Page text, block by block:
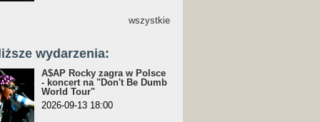
wszystkie
wydarzenia:
A$AP Rocky zagra w Polsce
- koncert na "Don't Be Dumb
World Tour"
2026-09-13 18:00